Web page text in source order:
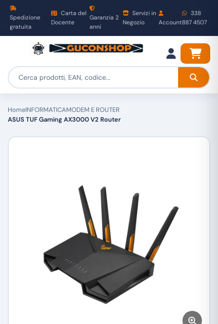
Spedizione
gratuita
Carta del
Docente
Garanzia 2
anni
Servizi in
Negozio
Account
338
887 4507
HomeINFORMATICAMODEM E ROUTER
ASUS TUF Gaming AX3000 V2 Router